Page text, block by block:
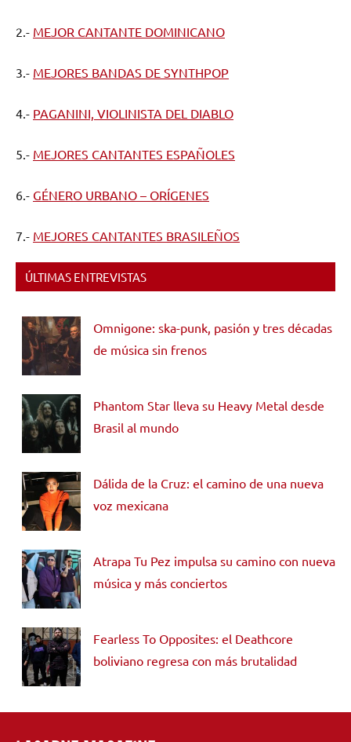
2.- MEJOR CANTANTE DOMINICANO
3.- MEJORES BANDAS DE SYNTHPOP
4.- PAGANINI, VIOLINISTA DEL DIABLO
5.- MEJORES CANTANTES ESPAÑOLES
6.- GÉNERO URBANO – ORÍGENES
7.- MEJORES CANTANTES BRASILEÑOS
ÚLTIMAS ENTREVISTAS
Omnigone: ska-punk, pasión y tres décadas
de música sin frenos
Phantom Star lleva su Heavy Metal desde
Brasil al mundo
Dálida de la Cruz: el camino de una nueva
voz mexicana
Atrapa Tu Pez impulsa su camino con nueva
música y más conciertos
Fearless To Opposites: el Deathcore
boliviano regresa con más brutalidad